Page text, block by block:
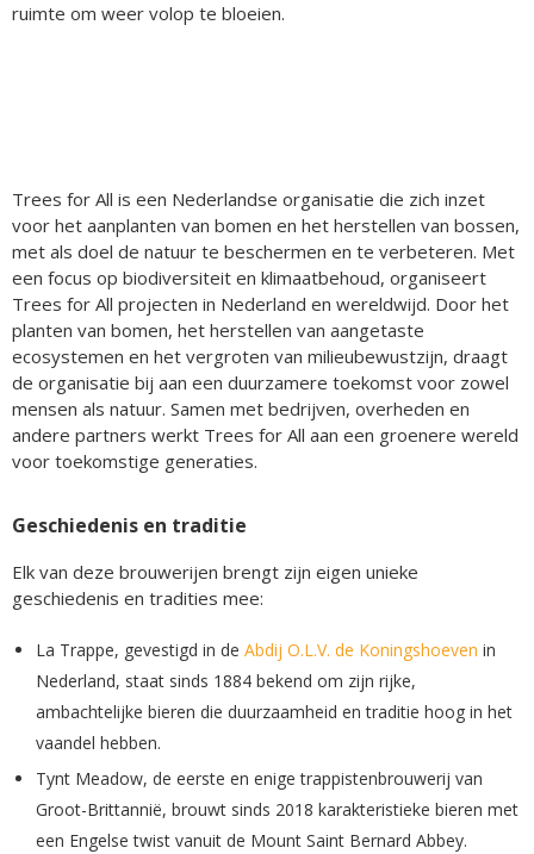
ruimte om weer volop te bloeien.
Trees for All is een Nederlandse organisatie die zich inzet
voor het aanplanten van bomen en het herstellen van bossen,
met als doel de natuur te beschermen en te verbeteren. Met
een focus op biodiversiteit en klimaatbehoud, organiseert
Trees for All projecten in Nederland en wereldwijd. Door het
planten van bomen, het herstellen van aangetaste
ecosystemen en het vergroten van milieubewustzijn, draagt
de organisatie bij aan een duurzamere toekomst voor zowel
mensen als natuur. Samen met bedrijven, overheden en
andere partners werkt Trees for All aan een groenere wereld
voor toekomstige generaties.
Geschiedenis en traditie
Elk van deze brouwerijen brengt zijn eigen unieke
geschiedenis en tradities mee:
La Trappe, gevestigd in de Abdij O.L.V. de Koningshoeven in
Nederland, staat sinds 1884 bekend om zijn rijke,
ambachtelijke bieren die duurzaamheid en traditie hoog in het
vaandel hebben.
Tynt Meadow, de eerste en enige trappistenbrouwerij van
Groot-Brittannië, brouwt sinds 2018 karakteristieke bieren met
een Engelse twist vanuit de Mount Saint Bernard Abbey.